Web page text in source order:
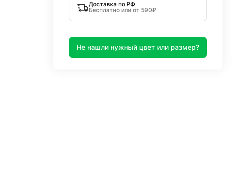
Доставка по РФ
Бесплатно или от 590₽
Не нашли нужный цвет или размер?